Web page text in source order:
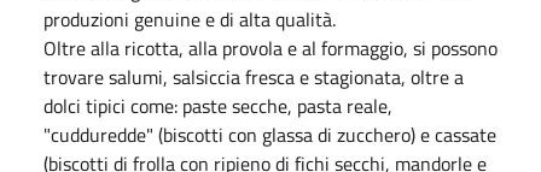
produzioni genuine e di alta qualità.
Oltre alla ricotta, alla provola e al formaggio, si possono
trovare salumi, salsiccia fresca e stagionata, oltre a
dolci tipici come: paste secche, pasta reale,
"cudduredde" (biscotti con glassa di zucchero) e cassate
(biscotti di frolla con ripieno di fichi secchi, mandorle e